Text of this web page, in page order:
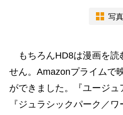
写
もちろんHD8は漫画を読
せん。Amazonプライムで
ができました。『ユージュ
『ジュラシックパーク／ワ